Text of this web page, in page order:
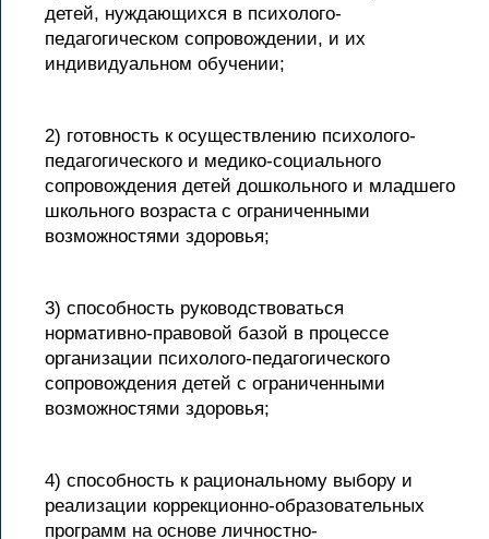
детей, нуждающихся в психолого-
педагогическом сопровождении, и их
индивидуальном обучении;
2) готовность к осуществлению психолого-
педагогического и медико-социального
сопровождения детей дошкольного и младшего
школьного возраста с ограниченными
возможностями здоровья;
3) способность руководствоваться
нормативно-правовой базой в процессе
организации психолого-педагогического
сопровождения детей с ограниченными
возможностями здоровья;
4) способность к рациональному выбору и
реализации коррекционно-образовательных
программ на основе личностно-